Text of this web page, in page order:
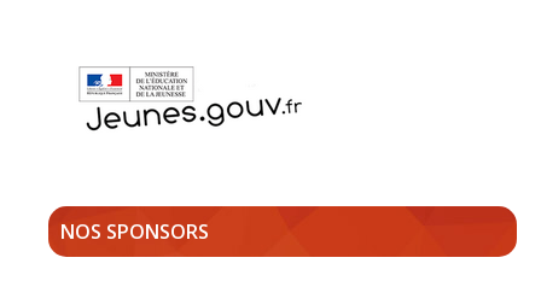
NOS SPONSORS